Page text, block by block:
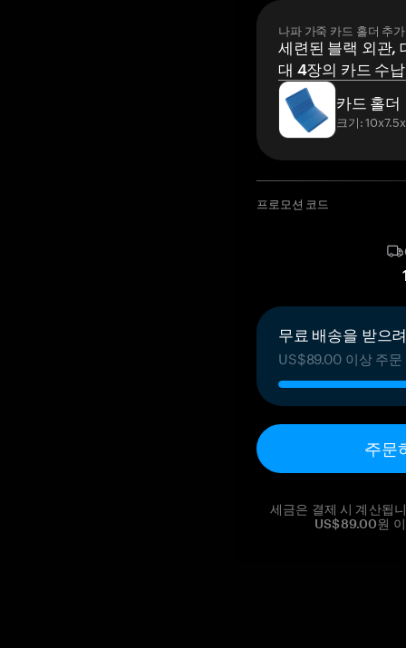
나파 가죽 카드 홀더 추가
세련된 블랙 외관,
대 4장의 카드 수
카드 홀더
크기:
프로모션 코드
무료 배송을 받으
US$89.00 이상 주
주문
세금은 결제 시 계산됩
US$89.00원